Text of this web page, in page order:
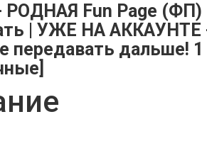
РОДНАЯ Fun Page (ФП)
| УЖЕ НА АККАУНТЕ
передавать дальше!